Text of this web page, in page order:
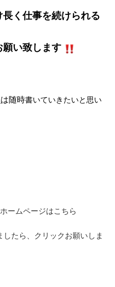
長く仕事を続けられる
い致します
は随時書いていきたいと思い
ホームページはこちら
たら、クリックお願いしま